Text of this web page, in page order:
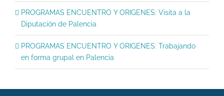
PROGRAMAS ENCUENTRO Y ORIGENES: Visita a la
Diputación de Palencia
PROGRAMAS ENCUENTRO Y ORIGENES: Trabajando
en forma grupal en Palencia